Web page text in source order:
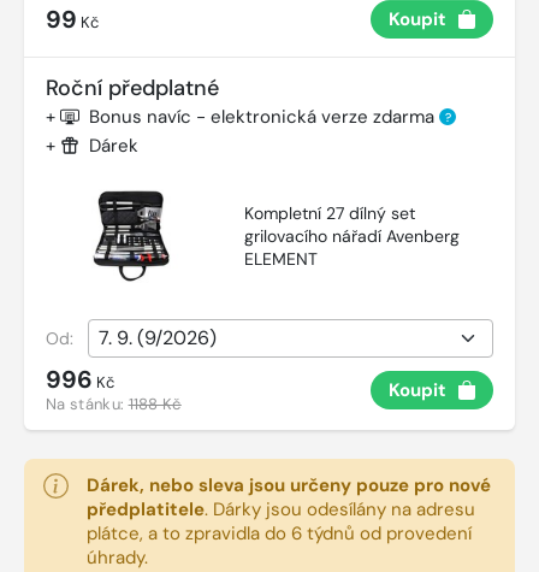
99 Kč Koupit
Roční předplatné
+ Bonus navíc - elektronická verze zdarma ?
+ Dárek
Kompletní 27 dílný set
grilovacího nářadí Avenberg
ELEMENT
Od:
996 Kč
Na stánku:1188 Kč
Koupit
Dárek, nebo sleva jsou určeny pouze pro nové
předplatitele. Dárky jsou odesílány na adresu
plátce, a to zpravidla do 6 týdnů od provedení
úhrady.